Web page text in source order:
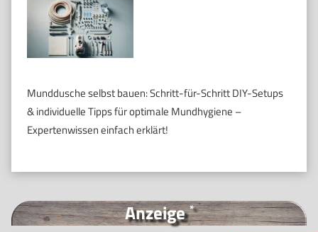
Anzeige*
Munddusche selbst bauen: Schritt-für-Schritt DIY-Setups
& individuelle Tipps für optimale Mundhygiene –
Expertenwissen einfach erklärt!